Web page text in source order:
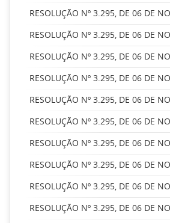
RESOLUÇÃO Nº 3.295, DE 06 DE
RESOLUÇÃO Nº 3.295, DE 06 DE
RESOLUÇÃO Nº 3.295, DE 06 DE
RESOLUÇÃO Nº 3.295, DE 06 DE
RESOLUÇÃO Nº 3.295, DE 06 DE
RESOLUÇÃO Nº 3.295, DE 06 DE
RESOLUÇÃO Nº 3.295, DE 06 DE
RESOLUÇÃO Nº 3.295, DE 06 DE
RESOLUÇÃO Nº 3.295, DE 06 DE
RESOLUÇÃO Nº 3.295, DE 06 DE